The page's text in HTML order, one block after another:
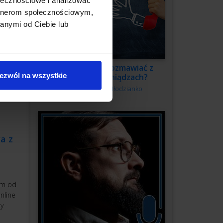
społecznościowym,
od Ciebie lub
na wszystkie
z
od
Jak swobodnie rozmawiać z
klientem o pieniądzach?
Autor:Kamila Młodzianko